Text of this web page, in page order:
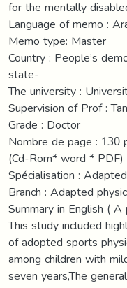
for the mentally
Language of memo :
Memo type: Master
Country : People’s
state-
The university :
Supervision of Prof :
Grade : Doctor
Nombre de page : 130
(Cd-Rom* word *
Spécialisation :
Branch : Adapted
Summary in English ( A
This study included
of adopted sports
among children with
seven years,The